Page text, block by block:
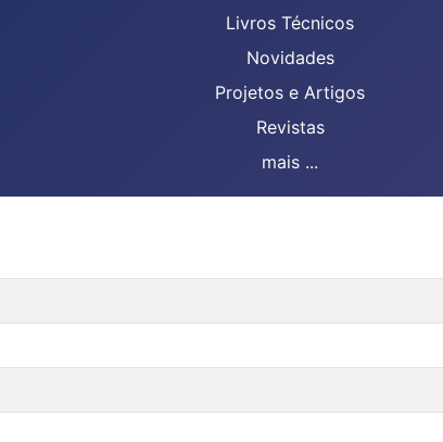
Livros Técnicos
Novidades
Projetos e Artigos
Revistas
mais ...